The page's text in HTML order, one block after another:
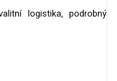
logistika, podrobný